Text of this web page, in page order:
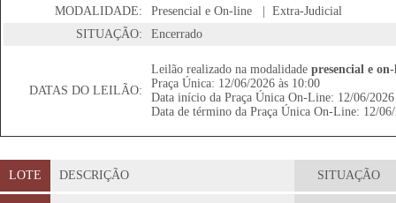
MODALIDADE:
Presencial e On-line | Extra-Judicial
SITUAÇÃO:
Encerrado
DATAS DO LEILÃO:
Leilão realizado na modalidade presencial e
Praça Única: 12/06/2026 às 10:00
Data início da Praça Única On-Line: 12/06/2026
Data de término da Praça Única On-Line: 12/
LOTE DESCRIÇÃO SITUAÇÃO